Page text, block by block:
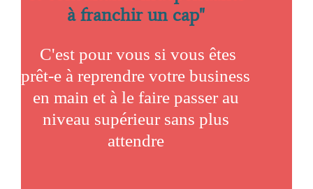
à franchir un cap"
C'est pour vous si vous êtes
prêt-e à reprendre votre business
en main et à le faire passer au
niveau supérieur sans plus
attendre